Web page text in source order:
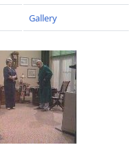
Gallery